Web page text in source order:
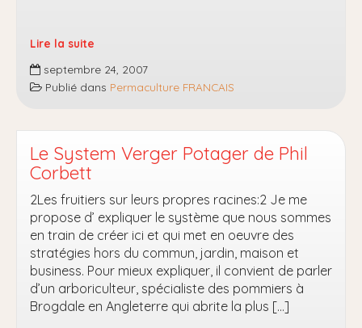
Lire la suite
PROJET
POUR
SAUVEGARDER
POTENTIEL
DE
BIODIVERSITÉ
AGRICOLE
AU
SUD
ET
À
L’OUEST
DU
PARC
septembre 24, 2007
Publié dans Permaculture FRANCAIS
Le System Verger Potager de Phil
Corbett
2Les fruitiers sur leurs propres racines:2 Je me
propose d’ expliquer le système que nous sommes
en train de créer ici et qui met en oeuvre des
stratégies hors du commun, jardin, maison et
business. Pour mieux expliquer, il convient de parler
d’un arboriculteur, spécialiste des pommiers à
Brogdale en Angleterre qui abrite la plus […]